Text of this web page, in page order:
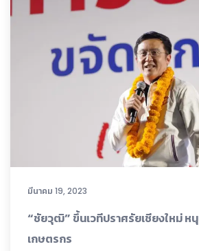
มีนาคม 19, 2023
“ชัยวุฒิ” ขึ้นเวทีปราศรัยเชียงใหม่ หนุ
เกษตรกร